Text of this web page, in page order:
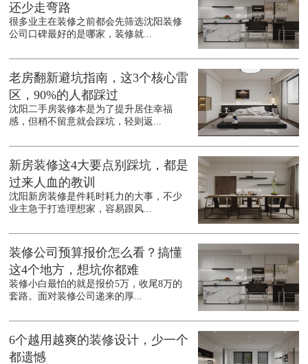
还少走弯路
很多业主在装修之前都会先筛选沈阳装修
公司口碑最好的是哪家，装修就...
老房翻新避坑指南，这3个核心雷
区，90%的人都踩过
沈阳二手房装修本是为了提升居住幸福
感，但稍不留意就会踩坑，轻则返...
新房装修这4大要点别踩坑，都是
过来人血的教训
沈阳新房装修是件耗时耗力的大事，不少
业主急于打造理想家，容易跟风...
装修公司预算报价怎么看？搞懂
这4个地方，想坑你都难
装修小白最怕的就是报价5万，收尾8万的
套路。面对装修公司递来的厚...
6个越用越爽的装修设计，少一个
都遗憾